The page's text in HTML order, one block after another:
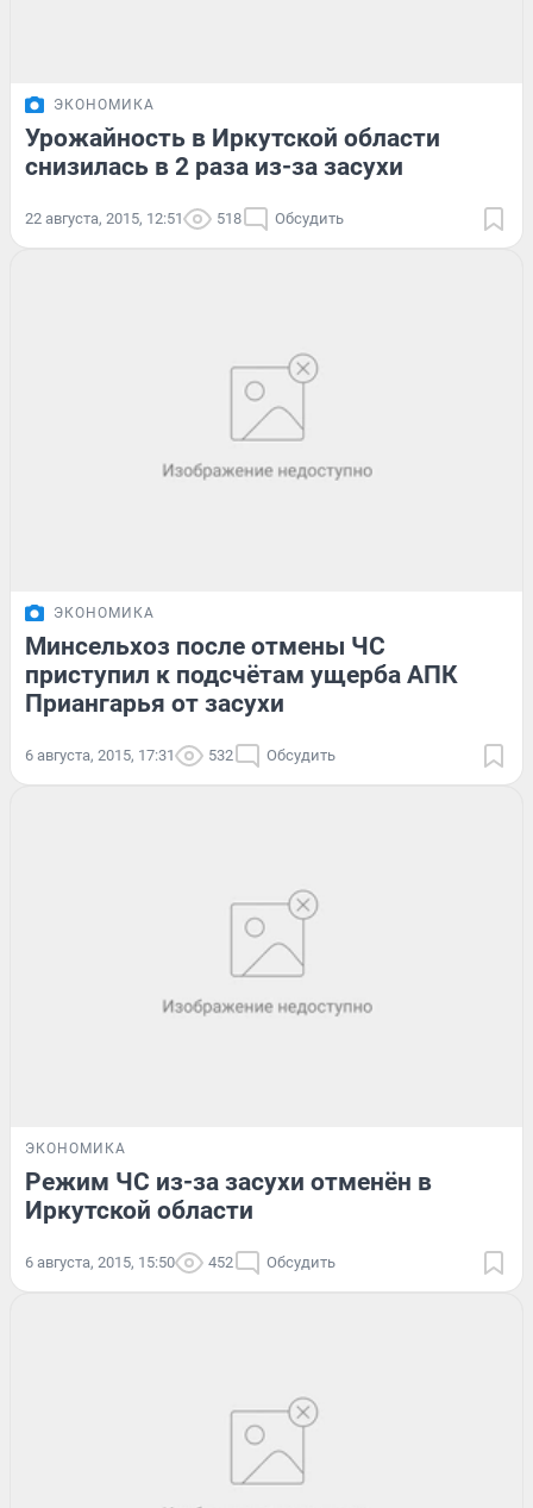
ЭКОНОМИКА
Урожайность в Иркутской области
снизилась в 2 раза из-за засухи
22 августа, 2015, 12:51 518 Обсудить
ЭКОНОМИКА
Минсельхоз после отмены ЧС
приступил к подсчётам ущерба АПК
Приангарья от засухи
6 августа, 2015, 17:31 532 Обсудить
ЭКОНОМИКА
Режим ЧС из-за засухи отменён в
Иркутской области
6 августа, 2015, 15:50 452 Обсудить